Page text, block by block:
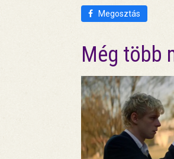
Megosztás
Még több